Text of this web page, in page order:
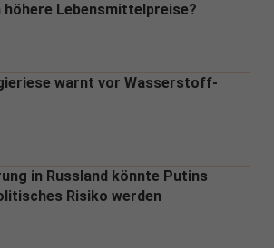
höhere Lebensmittelpreise?
warnt vor Wasserstoff-
in Russland könnte Putins
Risiko werden